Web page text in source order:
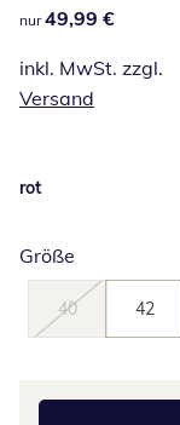
49,99 €
nur 49,99 €
inkl. MwSt. zzgl.
Versand
rot
Größe
40 42